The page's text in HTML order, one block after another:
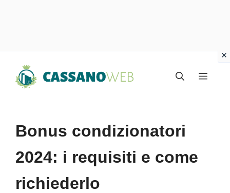
Menu
Bonus condizionatori
2024: i requisiti e come
richiederlo